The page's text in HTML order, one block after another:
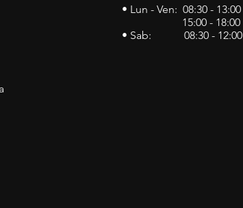
• Lun - Ven: 08:30 - 13:00
15:00 - 18:00
• Sab: 08:30 - 12:00